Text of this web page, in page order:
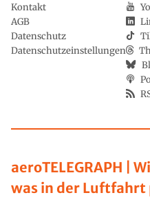
aeroTELEGRAPH |
was in der Luftfahrt
Kontakt
AGB
Datenschutz
Datenschutzeinstellungen